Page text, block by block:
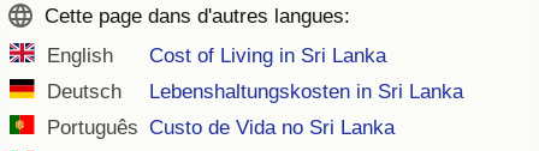
Cette page dans d'autres langues:
English
Cost of Living in Sri Lanka
Deutsch
Lebenshaltungskosten in Sri Lanka
Português Custo de Vida no Sri Lanka